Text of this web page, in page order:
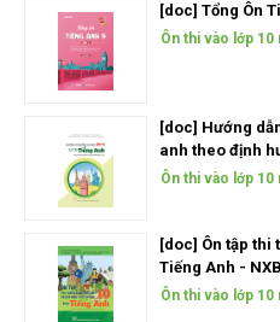
[doc] Tổng Ôn
Ôn thi vào lớp
[doc] Hướng
anh theo định
Ôn thi vào lớp
[doc] Ôn tập thi
Tiếng Anh -
Ôn thi vào lớp